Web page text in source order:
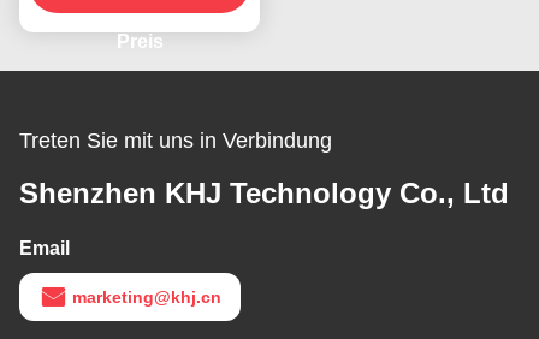
Preis
Treten Sie mit uns in Verbindung
Shenzhen KHJ Technology Co., Ltd
Email
marketing@khj.cn